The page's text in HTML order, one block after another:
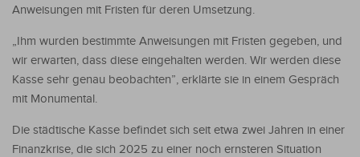
Anweisungen mit Fristen für deren Umsetzung.
„Ihm wurden bestimmte Anweisungen mit Fristen gegeben, und
wir erwarten, dass diese eingehalten werden. Wir werden diese
Kasse sehr genau beobachten”, erklärte sie in einem Gespräch
mit Monumental.
Die städtische Kasse befindet sich seit etwa zwei Jahren in einer
Finanzkrise, die sich 2025 zu einer noch ernsteren Situation